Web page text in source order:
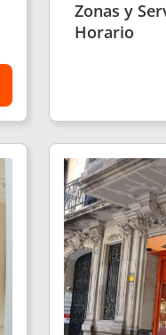
Zonas y
Horario